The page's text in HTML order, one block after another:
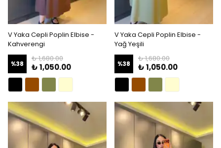
V Yaka Cepli Poplin Elbise -
Kahverengi
%38
₺ 1,680.00
₺ 1,050.00
V Yaka Cepli Poplin Elbise -
Yağ Yeşili
%38
₺ 1,680.00
₺ 1,050.00